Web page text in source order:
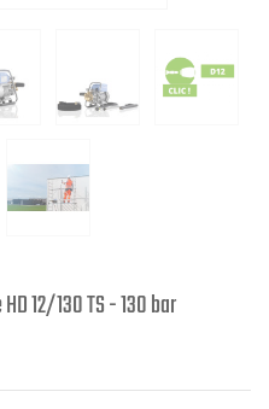
12/130 TS - 130 bar